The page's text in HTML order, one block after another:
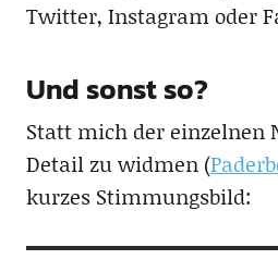
Twitter, Instagram oder
Und sonst so?
Statt mich der einzelnen
Detail zu widmen (
kurzes Stimmungsbild: